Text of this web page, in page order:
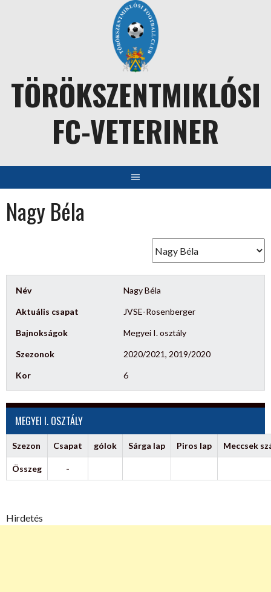
TÖRÖKSZENTMIKLÓSI
FC-VETERINER
Nagy Béla
Név Nagy Béla
Aktuális csapat JVSE-Rosenberger
Bajnokságok Megyei I. osztály
Szezonok 2020/2021, 2019/2020
Kor 6
MEGYEI I. OSZTÁLY
Szezon Csapat gólok Sárga lap Piros lap Meccsek
Összeg -
Hirdetés